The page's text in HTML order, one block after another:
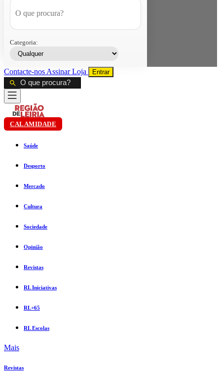
Categoria:
Contacte-nos AssinarLoja Entrar
CALAMIDADE
Saúde
Desporto
Mercado
Cultura
Sociedade
Opinião
Revistas
RL Iniciativas
RL+65
RL Escolas
Mais
Revistas